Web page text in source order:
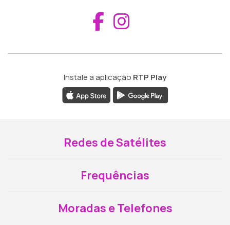
Aceder ao
Instale a aplicação RTP Play
Redes de Satélites
Frequências
Moradas e Telefones